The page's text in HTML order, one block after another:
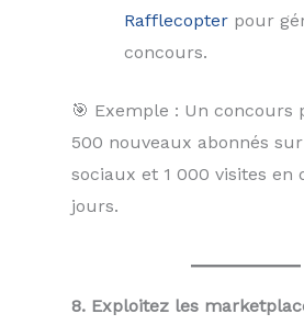
Rafflecopter pour
concours.
🎯 Exemple : Un concours
500 nouveaux abonnés
sociaux et 1 000 visites en
jours.
8. Exploitez les